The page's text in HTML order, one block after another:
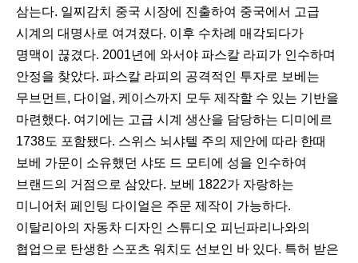
삼는다. 일찌감치 중국 시장에 진출하여 중국에서 고급
시계의 대명사로 여겨졌다. 이후 수차례 매각되다가
명맥이 끊겼다. 2001년에 와서야 파스칼 라피가 인수하며
안정을 찾았다. 파스칼 라피의 공격적인 투자로 보베는
무브먼트, 다이얼, 케이스까지 모두 제작할 수 있는 기반을
마련했다. 여기에는 고급 시계 생산을 담당하는 디미에르
1738도 포함됐다. 스위스 뇌샤텔 주의 제안에 따라 한때
보베 가문이 소유했던 샤또 드 모티에 성을 인수하여
브랜드의 거점으로 삼았다. 보베 1822가 자랑하는
미니어처 페인팅 다이얼은 주문 제작이 가능하다.
이탈리아의 자동차 디자인 스튜디오 피닌파리나와의
협업으로 탄생한 스포츠 워치도 선보인 바 있다. 특허 받은